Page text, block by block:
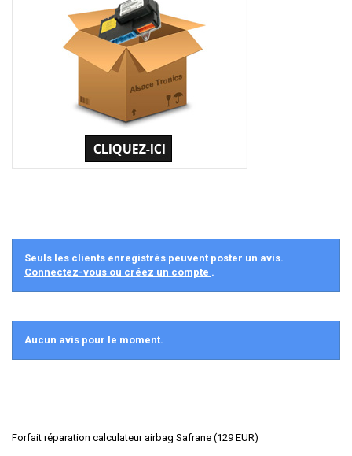
Seuls les clients enregistrés peuvent poster un avis.
Connectez-vous ou créez un compte .
Aucun avis pour le moment.
Forfait réparation calculateur airbag Safrane (129 EUR)